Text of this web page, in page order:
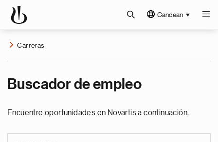
Candean
Carreras
Buscador de empleo
Encuentre oportunidades en Novartis a continuación.